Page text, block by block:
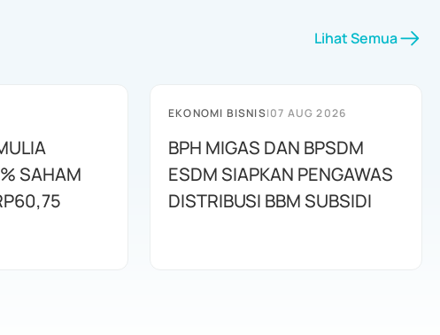
Lihat Semua
SAHAM
EKONOMI BISNIS|07 AUG 2026
BPH MIGAS DAN BPSDM
ESDM SIAPKAN PENGAWAS
DISTRIBUSI BBM SUBSIDI